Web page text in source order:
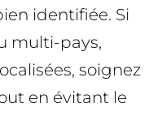
identifiée. Si
multi-pays,
soignez
en évitant le